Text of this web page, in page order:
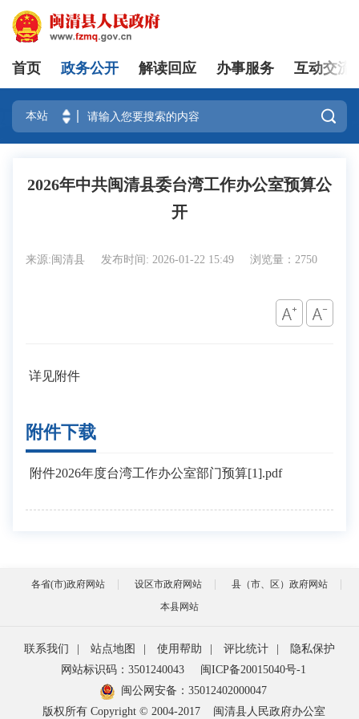
登录
首页 政务公开 解读回应 办事服务 互动交流

2026年中共闽清县委台湾工作办公室预算公
开
来源:闽清县 发布时间: 2026-01-22 15:49 浏览量：2750
详见附件
附件下载
附件2026年度台湾工作办公室部门预算[1].pdf
各省(市)政府网站 设区市政府网站
县（市、区）政府网站
本县网站
联系我们 站点地图 使用帮助 评比统计
隐私保护
网站标识码：3501240043
闽ICP备20015040号-1
闽公网安备： 35012402000047
版权所有 Copyright © 2004-2017
闽清县人民政府办公室